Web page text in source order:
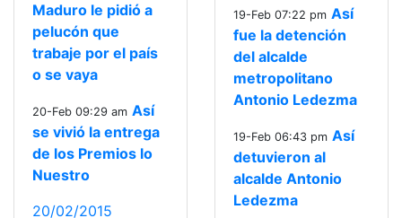
Maduro le pidió a
pelucón que
trabaje por el país
o se vaya
20-Feb 09:29 am Así
se vivió la entrega
de los Premios lo
Nuestro
20/02/2015
19-Feb 07:22 pm Así
fue la detención
del alcalde
metropolitano
Antonio Ledezma
19-Feb 06:43 pm Así
detuvieron al
alcalde Antonio
Ledezma